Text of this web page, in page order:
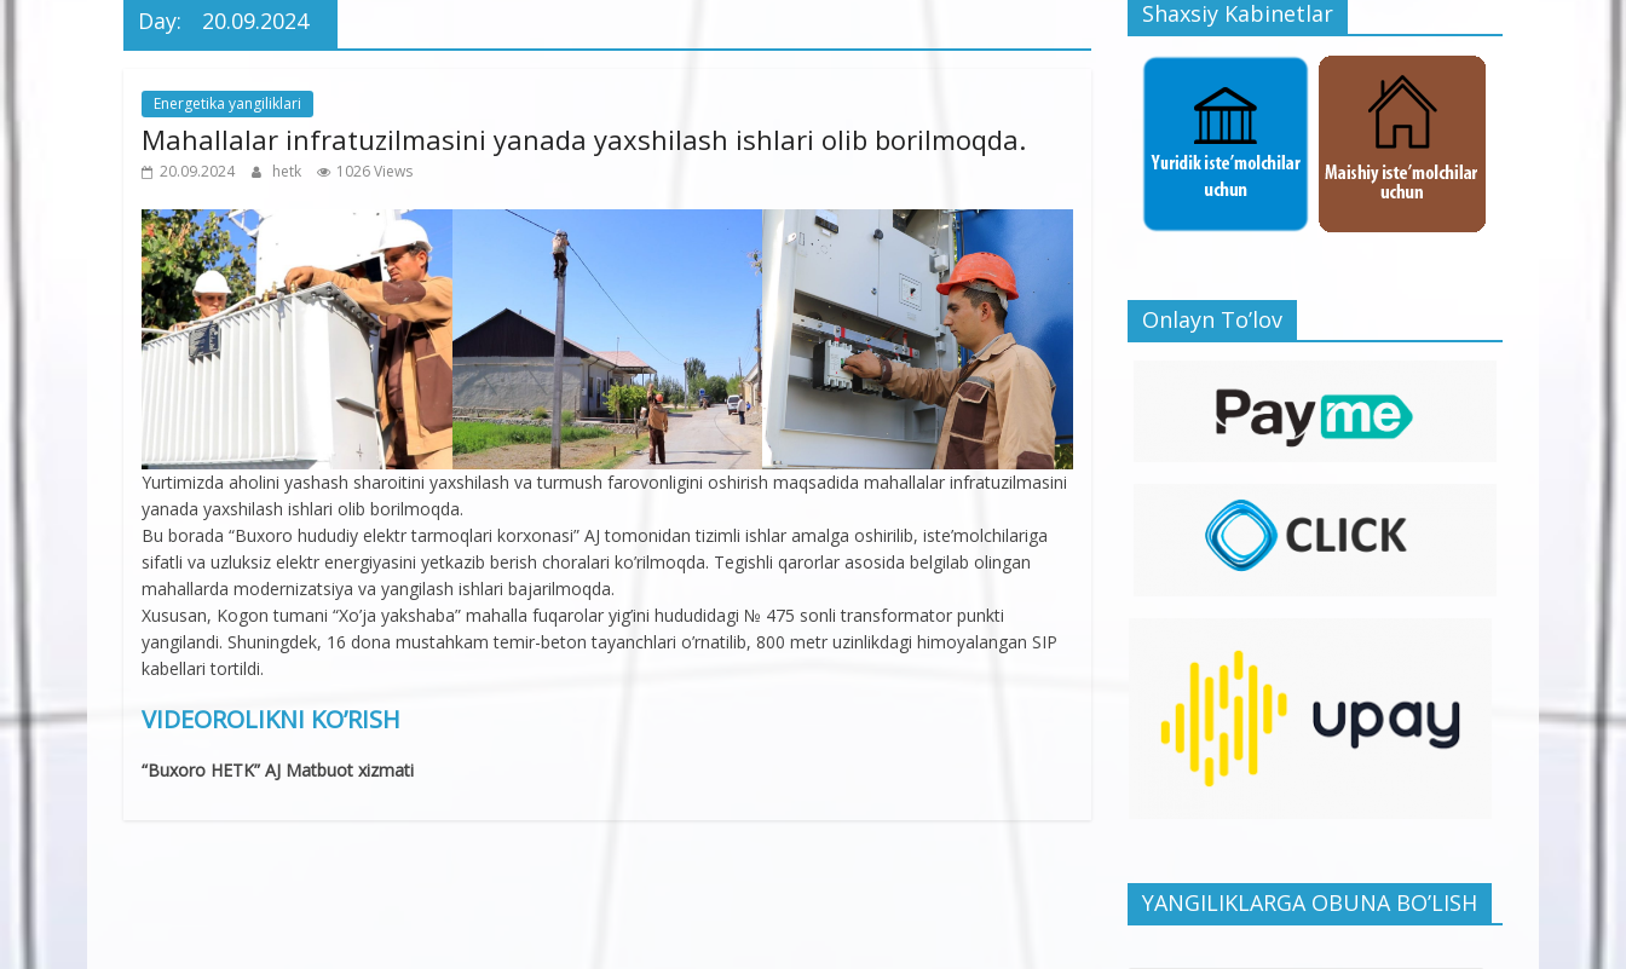
Day: 20.09.2024
Energetika yangiliklari
Mahallalar infratuzilmasini yanada yaxshilash ishlari olib borilmoqda.
20.09.2024 hetk 1026 Views
Yurtimizda aholini yashash sharoitini yaxshilash va turmush farovonligini oshirish maqsadida mahallalar infratuzilmasini
yanada yaxshilash ishlari olib borilmoqda.
Bu borada “Buxoro hududiy elektr tarmoqlari korxonasi” AJ tomonidan tizimli ishlar amalga oshirilib, iste’molchilariga
sifatli va uzluksiz elektr energiyasini yetkazib berish choralari ko’rilmoqda. Tegishli qarorlar asosida belgilab olingan
mahallarda modernizatsiya va yangilash ishlari bajarilmoqda.
Xususan, Kogon tumani “Xo’ja yakshaba” mahalla fuqarolar yig’ini hududidagi № 475 sonli transformator punkti
yangilandi. Shuningdek, 16 dona mustahkam temir-beton tayanchlari o’rnatilib, 800 metr uzinlikdagi himoyalangan SIP
kabellari tortildi.
VIDEOROLIKNI KO’RISH
“Buxoro HETK” AJ Matbuot xizmati
Shaxsiy Kabinetlar
Onlayn To’lov
YANGILIKLARGA OBUNA BO’LISH